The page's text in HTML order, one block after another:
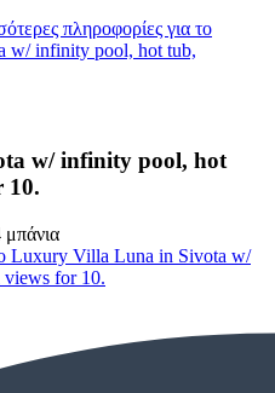
πληροφορίες για το
w/ infinity pool, hot tub,
w/ infinity pool, hot
10.
μπάνια
Luxury Villa Luna in Sivota w/
views for 10.